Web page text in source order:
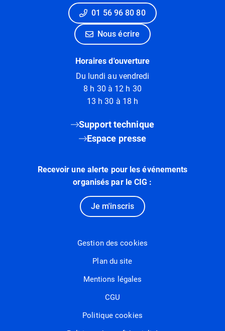
01 56 96 80 80
Nous écrire
Horaires d'ouverture
Du lundi au vendredi
8 h 30 à 12 h 30
13 h 30 à 18 h
Support technique
Espace presse
Recevoir une alerte pour les événements
organisés par le CIG :
Je m'inscris
Gestion des cookies
Plan du site
Mentions légales
CGU
Politique cookies